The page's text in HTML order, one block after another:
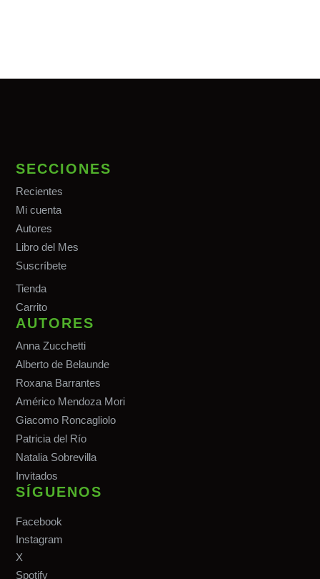
SECCIONES
Recientes
Mi cuenta
Autores
Libro del Mes
Suscríbete
Tienda
Carrito
AUTORES
Anna Zucchetti
Alberto de Belaunde
Roxana Barrantes
Américo Mendoza Mori
Giacomo Roncagliolo
Patricia del Río
Natalia Sobrevilla
Invitados
SÍGUENOS
Facebook
Instagram
X
Spotify